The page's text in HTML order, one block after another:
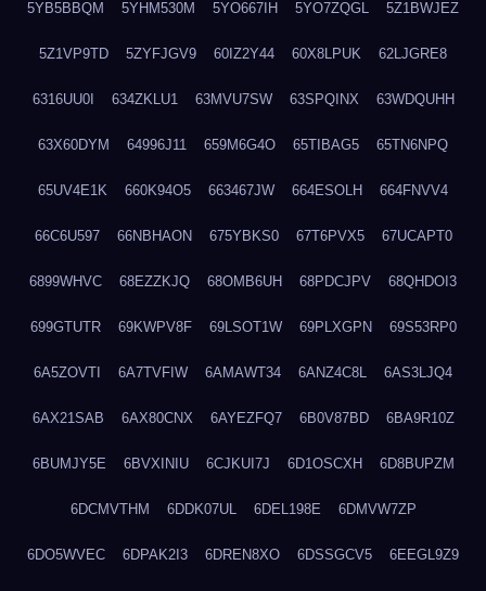
5YB5BBQM 5YHM530M 5YO667IH 5YO7ZQGL 5Z1BWJEZ
5Z1VP9TD 5ZYFJGV9 60IZ2Y44 60X8LPUK 62LJGRE8
6316UU0I 634ZKLU1 63MVU7SW 63SPQINX 63WDQUHH
63X60DYM 64996J11 659M6G4O 65TIBAG5 65TN6NPQ
65UV4E1K 660K94O5 663467JW 664ESOLH 664FNVV4
66C6U597 66NBHAON 675YBKS0 67T6PVX5 67UCAPT0
6899WHVC 68EZZKJQ 68OMB6UH 68PDCJPV 68QHDOI3
699GTUTR 69KWPV8F 69LSOT1W 69PLXGPN 69S53RP0
6A5ZOVTI 6A7TVFIW 6AMAWT34 6ANZ4C8L 6AS3LJQ4
6AX21SAB 6AX80CNX 6AYEZFQ7 6B0V87BD 6BA9R10Z
6BUMJY5E 6BVXINIU 6CJKUI7J 6D1OSCXH 6D8BUPZM
6DCMVTHM 6DDK07UL 6DEL198E 6DMVW7ZP
6DO5WVEC 6DPAK2I3 6DREN8XO 6DSSGCV5 6EEGL9Z9